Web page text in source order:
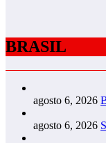
BRASIL
agosto 6, 2026
agosto 6, 2026